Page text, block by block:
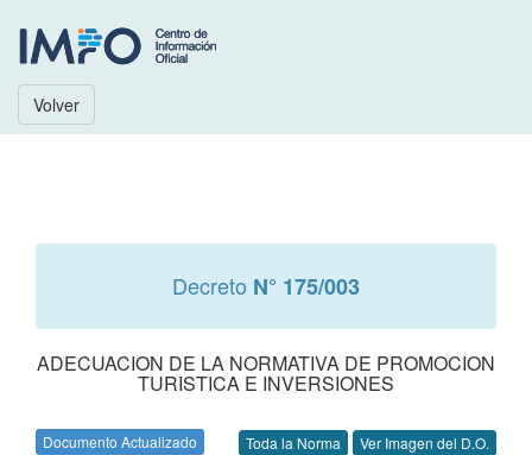
Volver
Decreto N° 175/003
ADECUACION DE LA NORMATIVA DE PROMOCION
TURISTICA E INVERSIONES
Documento Actualizado Toda la Norma Ver Imagen del D.O.